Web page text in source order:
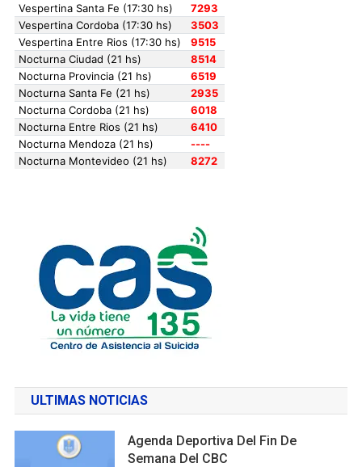
ULTIMAS NOTICIAS
Agenda Deportiva Del Fin De
Semana Del CBC